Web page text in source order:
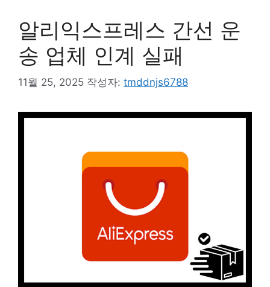
알리익스프레스 간선 운
송 업체 인계 실패
11월 25, 2025 작성자: tmddnjs6788